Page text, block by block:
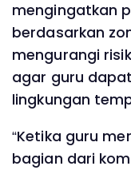
mengingatkan
berdasarkan
mengurangi
agar guru
lingkungan
“Ketika guru
bagian dari